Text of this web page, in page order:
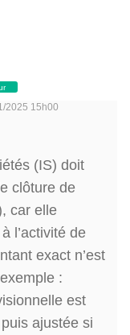
2025 15h00
(IS) doit
clôture de
car elle
l’activité de
exact n’est
:
est
ajustée si